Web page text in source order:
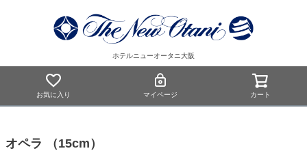
ホテルニューオータニ大阪
お気に入り マイページ カート
オペラ （15cm）